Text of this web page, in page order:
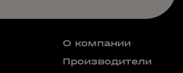
О компании
Производители